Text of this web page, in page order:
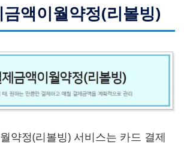
액이월약정(리볼빙)
약정(리볼빙) 서비스는 카드 결제